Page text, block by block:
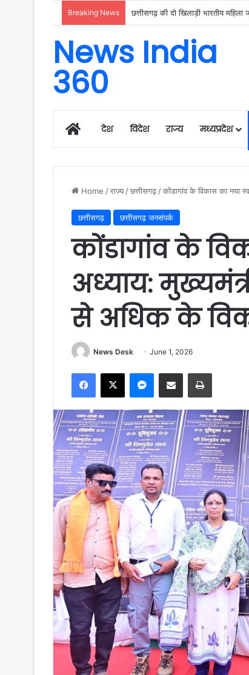
Breaking News छत्तीसगढ़ की दो खिलाड़ी भारतीय
News India
360
Homeदेश विदेश राज्य मध्यप्रदेश
Home /राज्य /छत्तीसगढ़ /कोंडागांव के विकास का नया
छत्तीसगढ़ छत्तीसगढ़ जनसंपर्क
कोंडागांव के
अध्याय:
से अधिक के
News Desk June 1, 2026
Facebook
X Messenger
Share via Email Print